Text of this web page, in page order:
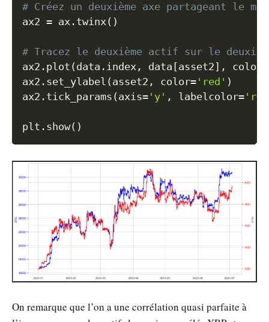
# Créez un deuxième axe partageant le
ax2 = ax . twinx( )
# Tracez le deuxième actif sur le
ax2 . plot (data . index , data [asset2] , color
ax2 . set_ylabel (asset2 , color= 'red' )
ax2 . tick_params (axis= 'y' , labelcolor=
plt . show( )
On remarque que l’on a une corrélation quasi parfaite à